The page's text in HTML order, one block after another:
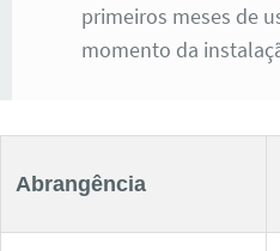
primeiros meses de
momento da
Abrangência